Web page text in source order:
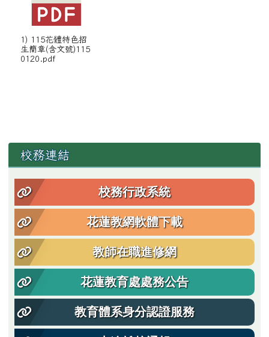
1) 115花體特色招
生簡章(含文號)115
0120.pdf
左邊區域內容
校務連結
校務行政系統
花蓮教網軟體下載
教師在職進修網
花蓮教育處處務公告
教育體系身分認證服務